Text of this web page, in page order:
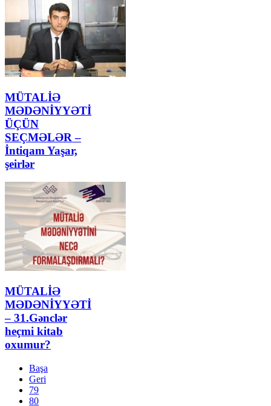
MÜTALİƏ
MƏDƏNİYYƏTİ
ÜÇÜN
SEÇMƏLƏR –
İntiqam Yaşar,
şeirlər
MÜTALİƏ
MƏDƏNİYYƏTİ
– 31.Gənclər
heçmi kitab
oxumur?
Başa
Geri
79
80